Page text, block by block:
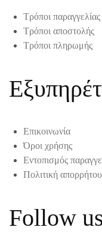
Τρόποι παραγγελίας
Τρόποι αποστολής
Τρόποι πληρωμής
Επικοινωνία
Όροι χρήσης
Εντοπισμός
Πολιτική απορρήτου
Follow